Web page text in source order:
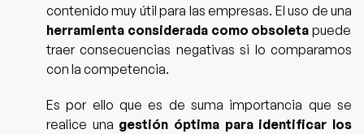
contenido muy útil para las empresas. El uso de una
herramienta considerada como obsoletapuede
traer consecuencias negativas si lo comparamos
con la competencia.
Es por ello que es de suma importancia que se
realice una gestión óptima para identificar los